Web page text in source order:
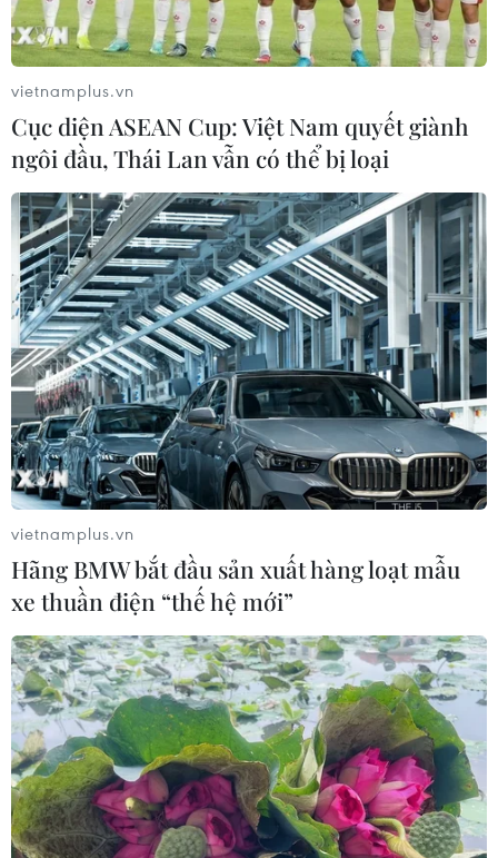
TIN CÙNG CHUYÊN MỤC
Chứng khoán Mỹ rời đỉnh khi giá
năng lượng leo thang
06/08/2026 23:58
vietnamplus.vn
Cục diện ASEAN Cup: Việt Nam quyết giành
ngôi đầu, Thái Lan vẫn có thể bị loại
vietnamplus.vn
Hãng BMW bắt đầu sản xuất hàng loạt mẫu
xe thuần điện “thế hệ mới”